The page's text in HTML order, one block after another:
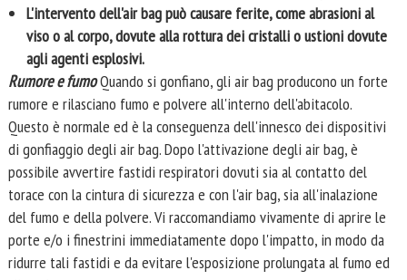
L'intervento dell'air bag può causare ferite, come abrasioni al
viso o al corpo, dovute alla rottura dei cristalli o ustioni dovute
agli agenti esplosivi.
Rumore e fumoQuando si gonfiano, gli air bag producono un forte
rumore e rilasciano fumo e polvere all'interno dell'abitacolo.
Questo è normale ed è la conseguenza dell'innesco dei dispositivi
di gonfiaggio degli air bag. Dopo l'attivazione degli air bag, è
possibile avvertire fastidi respiratori dovuti sia al contatto del
torace con la cintura di sicurezza e con l'air bag, sia all'inalazione
del fumo e della polvere. Vi raccomandiamo vivamente di aprire le
porte e/o i finestrini immediatamente dopo l'impatto, in modo da
ridurre tali fastidi e da evitare l'esposizione prolungata al fumo ed